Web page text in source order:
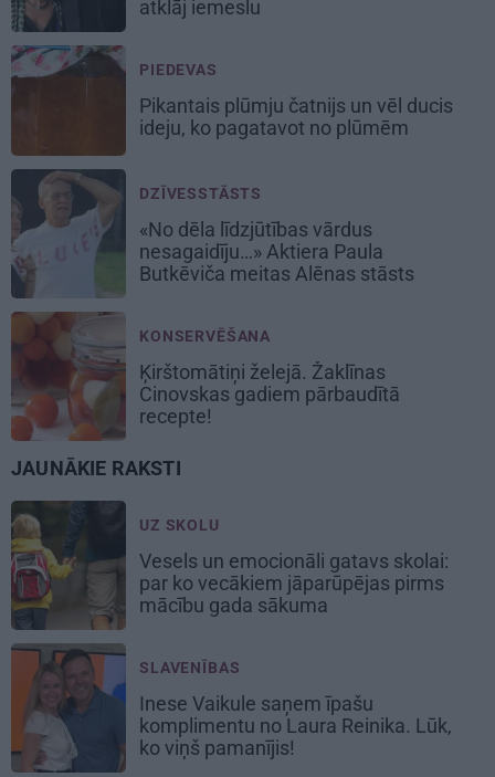
atklāj iemeslu
PIEDEVAS
Pikantais plūmju čatnijs un vēl ducis
ideju, ko pagatavot no plūmēm
DZĪVESSTĀSTS
«No dēla līdzjūtības vārdus
nesagaidīju…» Aktiera Paula
Butkēviča meitas Alēnas stāsts
KONSERVĒŠANA
Ķirštomātiņi želejā. Žaklīnas
Cinovskas gadiem pārbaudītā
recepte!
JAUNĀKIE RAKSTI
UZ SKOLU
Vesels un emocionāli gatavs skolai:
par ko vecākiem jāparūpējas pirms
mācību gada sākuma
SLAVENĪBAS
Inese Vaikule saņem īpašu
komplimentu no Laura Reinika. Lūk,
ko viņš pamanījis!